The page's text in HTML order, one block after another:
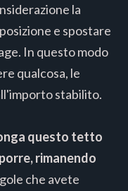
la
e spostare
In questo modo
qualcosa, le
stabilito.
questo tetto
rimanendo
che avete